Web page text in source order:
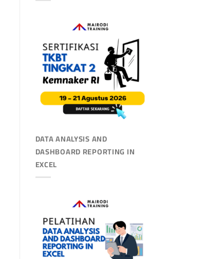
DATA ANALYSIS AND
DASHBOARD REPORTING IN
EXCEL